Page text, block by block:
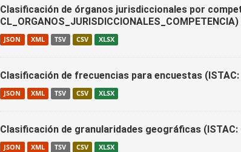
Clasificación de órganos jurisdiccionales por
CL_ORGANOS_JURISDICCIONALES_COMPETENCIA)
JSON XML TSV CSV XLSX
Clasificación de frecuencias para encuestas (ISTAC:
JSON XML TSV CSV XLSX
Clasificación de granularidades geográficas (ISTAC:
JSON XML TSV CSV XLSX